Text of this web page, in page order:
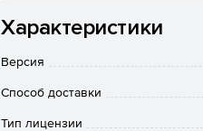
Защемленные в грунте.
Характеристики
Версия
Способ доставки
Тип лицензии